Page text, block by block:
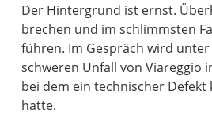
Der Hintergrund ist ernst.
brechen und im schlimmsten
führen. Im Gespräch wird
schweren Unfall von Viareggio
bei dem ein technischer Defekt
hatte.